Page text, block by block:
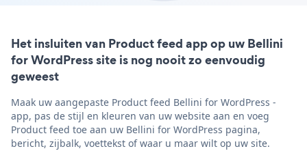
Het insluiten van Product feed app op uw Bellini
for WordPress site is nog nooit zo eenvoudig
geweest
Maak uw aangepaste Product feed Bellini for WordPress -
app, pas de stijl en kleuren van uw website aan en voeg
Product feed toe aan uw Bellini for WordPress pagina,
bericht, zijbalk, voettekst of waar u maar wilt op uw site.